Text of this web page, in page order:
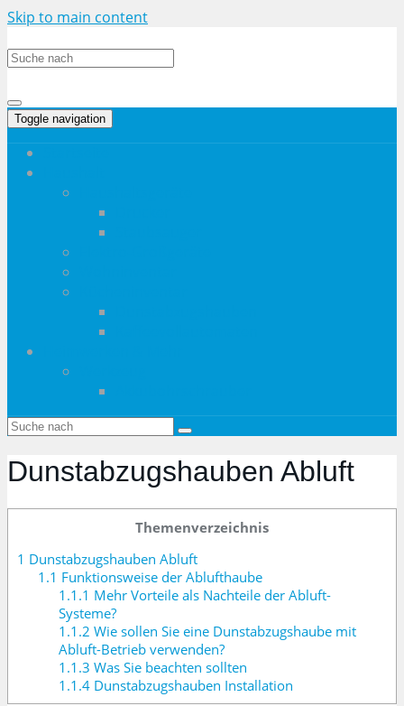
Skip to main content
Toggle navigation
Dunstabzugshauben Abluft
Themenverzeichnis
1 Dunstabzugshauben Abluft
1.1 Funktionsweise der Ablufthaube
1.1.1 Mehr Vorteile als Nachteile der Abluft-
Systeme?
1.1.2 Wie sollen Sie eine Dunstabzugshaube mit
Abluft-Betrieb verwenden?
1.1.3 Was Sie beachten sollten
1.1.4Dunstabzugshauben Installation